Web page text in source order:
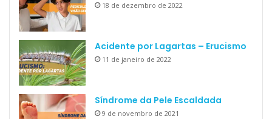
18 de dezembro de 2022
Acidente por Lagartas – Erucismo
11 de janeiro de 2022
Síndrome da Pele Escaldada
9 de novembro de 2021